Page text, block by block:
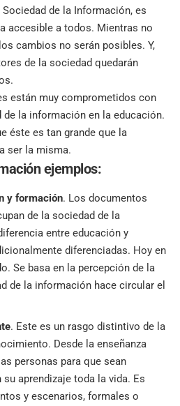
de la Información, es
accesible a todos. Mientras no
cambios no serán posibles. Y,
de la sociedad quedarán
están muy comprometidos con
la información en la educación.
éste es tan grande que la
ser la misma.
ejemplos:
y formación. Los documentos
de la sociedad de la
entre educación y
diferenciadas. Hoy en
Se basa en la percepción de la
de la información hace circular el
. Este es un rasgo distintivo de la
Desde la enseñanza
personas para que sean
aprendizaje toda la vida. Es
y escenarios, formales o